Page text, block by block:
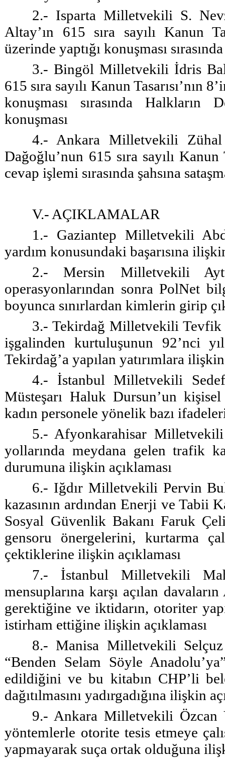
2.- Isparta Milletvekili S.
Altay’ın 615 sıra sayılı Kanun
üzerinde yaptığı konuşması
3.- Bingöl Milletvekili İdris
615 sıra sayılı Kanun Tasarısı’nın
konuşması sırasında Halkların
konuşması
4.- Ankara Milletvekili
Dağoğlu’nun 615 sıra sayılı
cevap işlemi sırasında şahsına
V.- AÇIKLAMALAR
1.- Gaziantep Milletvekili
yardım konusundaki başarısına
2.- Mersin Milletvekili
operasyonlarından sonra PolNet
boyunca sınırlardan kimlerin girip
3.- Tekirdağ Milletvekili Tevfik
işgalinden kurtuluşunun 92’nci
Tekirdağ’a yapılan yatırımlara ilişkin
4.- İstanbul Milletvekili
Müsteşarı Haluk Dursun’un
kadın personele yönelik bazı
5.- Afyonkarahisar Milletvekili
yollarında meydana gelen trafik
durumuna ilişkin açıklaması
6.- Iğdır Milletvekili Pervin
kazasının ardından Enerji ve Tabii
Sosyal Güvenlik Bakanı Faruk
gensoru önergelerini, kurtarma
çektiklerine ilişkin açıklaması
7.- İstanbul Milletvekili
mensuplarına karşı açılan
gerektiğine ve iktidarın, otoriter
istirham ettiğine ilişkin açıklaması
8.- Manisa Milletvekili
“Benden Selam Söyle
edildiğini ve bu kitabın CHP’li
dağıtılmasını yadırgadığına ilişkin
9.- Ankara Milletvekili Özcan
yöntemlerle otorite tesis etmeye
yapmayarak suça ortak olduğuna